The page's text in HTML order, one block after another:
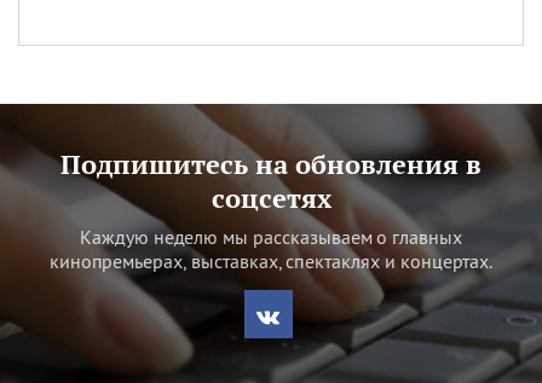
Подпишитесь на обновления в
соцсетях
Каждую неделю мы рассказываем о главных
кинопремьерах, выставках, спектаклях и концертах.